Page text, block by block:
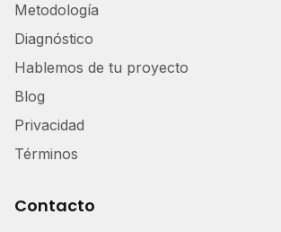
Metodología
Diagnóstico
Hablemos de tu proyecto
Blog
Privacidad
Términos
Contacto